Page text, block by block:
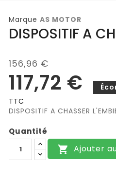
Marque AS MOTOR
DISPOSITIF A
156,96 €
117,72 €
TTC
DISPOSITIF A CHASSER
Quantité
 Ajouter